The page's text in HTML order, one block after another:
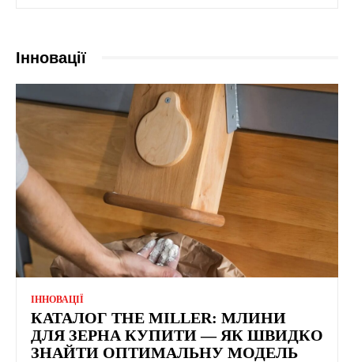
Інновації
ІННОВАЦІЇ
КАТАЛОГ THE MILLER: МЛИНИ
ДЛЯ ЗЕРНА КУПИТИ — ЯК ШВИДКО
ЗНАЙТИ ОПТИМАЛЬНУ МОДЕЛЬ